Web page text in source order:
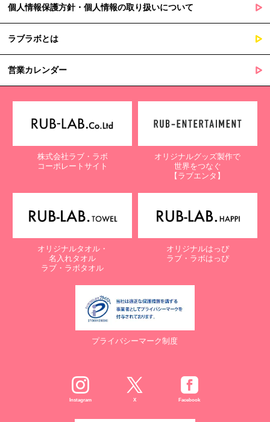
個人情報保護方針・個人情報の取り扱いについて
ラブラボとは
営業カレンダー
株式会社ラブ・ラボ
コーポレートサイト
オリジナルグッズ製作で
世界をつなぐ
【ラブエンタ】
オリジナルタオル・
名入れタオル
ラブ・ラボタオル
オリジナルはっぴ
ラブ・ラボはっぴ
プライバシーマーク制度
Instagram X Facebook